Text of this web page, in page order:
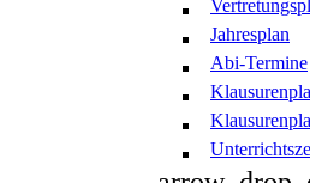
Jahresplan
Abi-Termine